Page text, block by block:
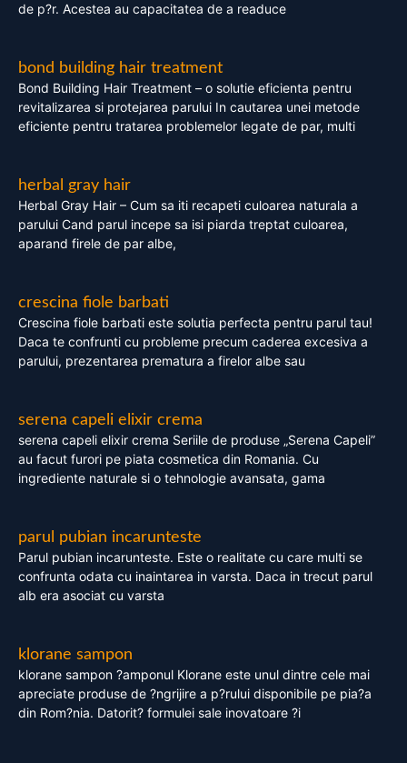
de p?r. Acestea au capacitatea de a readuce
bond building hair treatment
Bond Building Hair Treatment – o solutie eficienta pentru
revitalizarea si protejarea parului In cautarea unei metode
eficiente pentru tratarea problemelor legate de par, multi
herbal gray hair
Herbal Gray Hair – Cum sa iti recapeti culoarea naturala a
parului Cand parul incepe sa isi piarda treptat culoarea,
aparand firele de par albe,
crescina fiole barbati
Crescina fiole barbati este solutia perfecta pentru parul tau!
Daca te confrunti cu probleme precum caderea excesiva a
parului, prezentarea prematura a firelor albe sau
serena capeli elixir crema
serena capeli elixir crema Seriile de produse „Serena Capeli”
au facut furori pe piata cosmetica din Romania. Cu
ingrediente naturale si o tehnologie avansata, gama
parul pubian incarunteste
Parul pubian incarunteste. Este o realitate cu care multi se
confrunta odata cu inaintarea in varsta. Daca in trecut parul
alb era asociat cu varsta
klorane sampon
klorane sampon ?amponul Klorane este unul dintre cele mai
apreciate produse de ?ngrijire a p?rului disponibile pe pia?a
din Rom?nia. Datorit? formulei sale inovatoare ?i